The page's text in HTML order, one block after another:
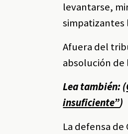
levantarse,
simpatizantes
Afuera del
absolución de
Lea también: (
insuficiente”)
La defensa